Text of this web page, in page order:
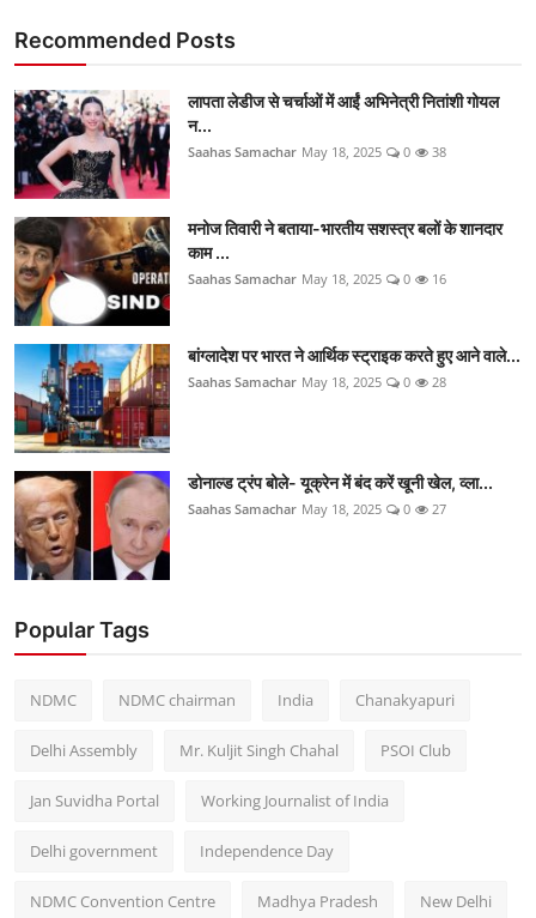
Recommended Posts
लापता लेडीज से चर्चाओं में आईं अभिनेत्री नितांशी गोयल
न...
Saahas Samachar May 18, 2025 0 38
मनोज तिवारी ने बताया-भारतीय सशस्त्र बलों के शानदार
काम ...
Saahas Samachar May 18, 2025 0 16
बांग्लादेश पर भारत ने आर्थिक स्ट्राइक करते हुए आने वाले...
Saahas Samachar May 18, 2025 0 28
डोनाल्ड ट्रंप बोले- यूक्रेन में बंद करें खूनी खेल, व्ला...
Saahas Samachar May 18, 2025 0 27
Popular Tags
NDMC NDMC chairman India Chanakyapuri
Delhi Assembly Mr. Kuljit Singh Chahal PSOI Club
Jan Suvidha Portal Working Journalist of India
Delhi government Independence Day
NDMC Convention Centre Madhya Pradesh New Delhi